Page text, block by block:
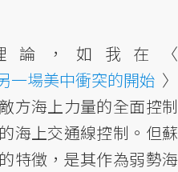
論，如我在〈
一場美中衝突的開始 〉
方海上力量的全面控制
海上交通線控制。但蘇
特徵，是其作為弱勢海